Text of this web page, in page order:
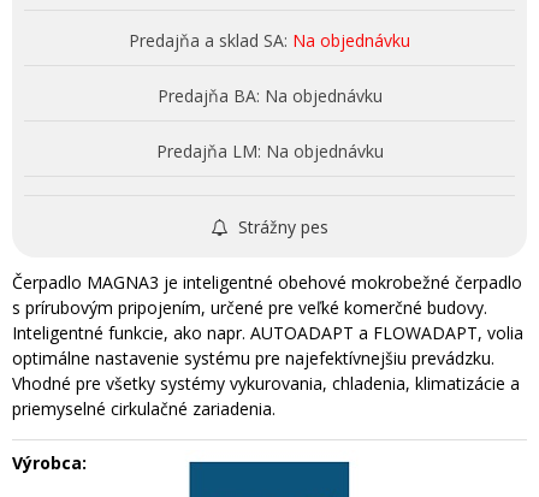
Predajňa a sklad SA: Na objednávku
Predajňa BA: Na objednávku
Predajňa LM: Na objednávku
Strážny pes
Čerpadlo MAGNA3 je inteligentné obehové mokrobežné čerpadlo
s prírubovým pripojením, určené pre veľké komerčné budovy.
Inteligentné funkcie, ako napr. AUTOADAPT a FLOWADAPT, volia
optimálne nastavenie systému pre najefektívnejšiu prevádzku.
Vhodné pre všetky systémy vykurovania, chladenia, klimatizácie a
priemyselné cirkulačné zariadenia.
Výrobca: